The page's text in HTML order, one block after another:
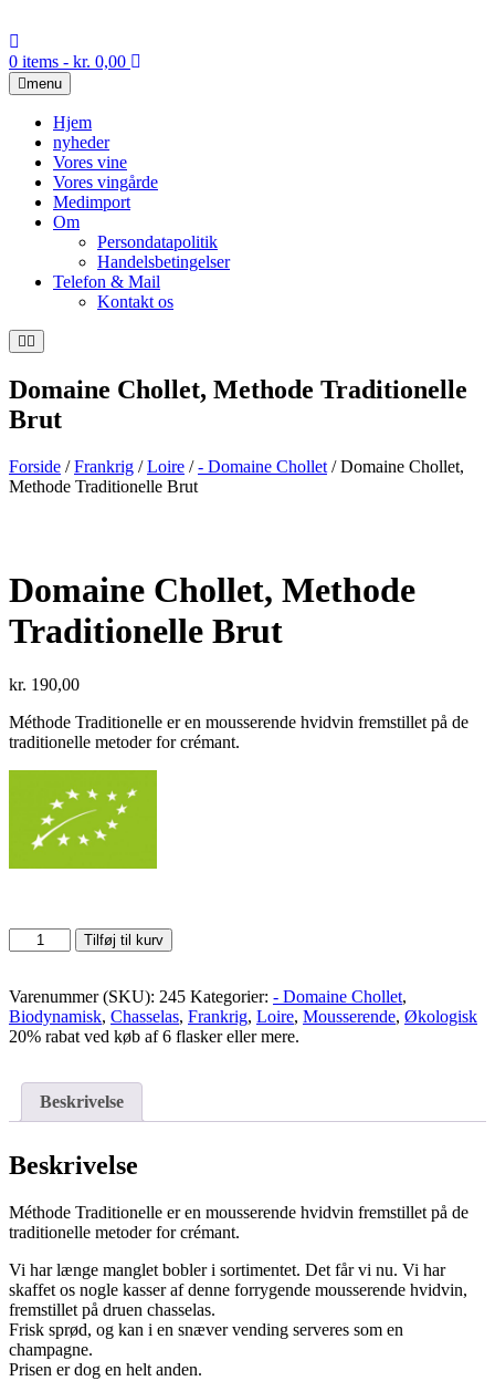
to
content
0 items - kr. 0,00
menu
Hjem
nyheder
Vores vine
Vores vingårde
Medimport
Om
Persondatapolitik
Handelsbetingelser
Telefon & Mail
Kontakt os
Domaine Chollet, Methode Traditionelle
Brut
Forside /Frankrig /Loire /- Domaine Chollet / Domaine Chollet,
Methode Traditionelle Brut
Domaine Chollet, Methode
Traditionelle Brut
kr. 190,00
Méthode Traditionelle er en mousserende hvidvin fremstillet på de
traditionelle metoder for crémant.
Domaine
Chollet,
Traditionelle
Brut
antal
Tilføj til kurv
Varenummer (SKU): 245 Kategorier: - Domaine Chollet,
Biodynamisk, Chasselas, Frankrig, Loire, Mousserende, Økologisk
20% rabat ved køb af 6 flasker eller mere.
Beskrivelse
Beskrivelse
Méthode Traditionelle er en mousserende hvidvin fremstillet på de
traditionelle metoder for crémant.
Vi har længe manglet bobler i sortimentet. Det får vi nu. Vi har
skaffet os nogle kasser af denne forrygende mousserende hvidvin,
fremstillet på druen chasselas.
Frisk sprød, og kan i en snæver vending serveres som en
champagne.
Prisen er dog en helt anden.